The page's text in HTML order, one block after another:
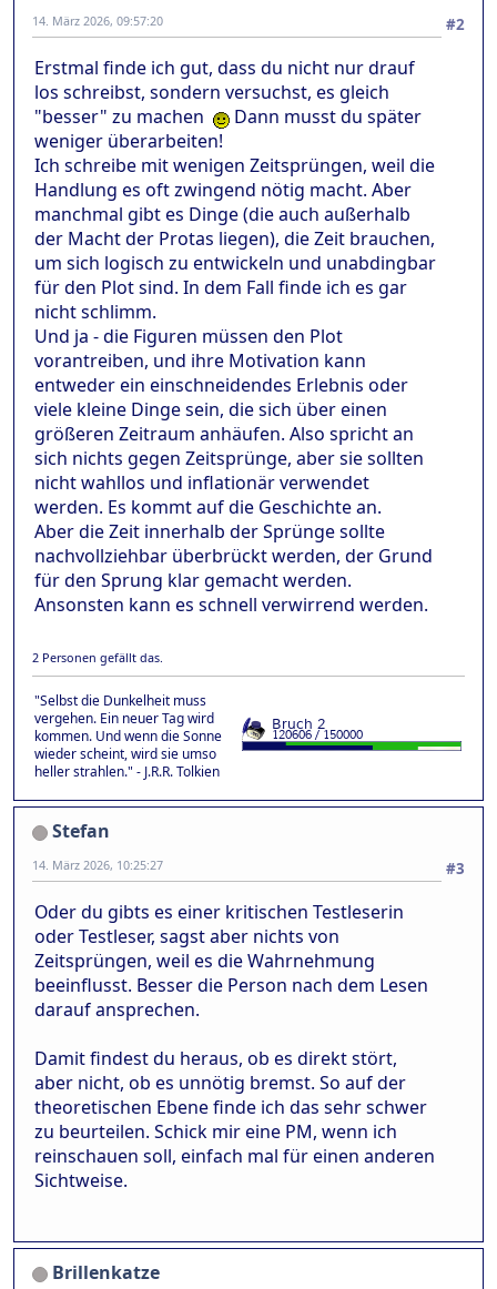
#2
14. März 2026, 09:57:20
Erstmal finde ich gut, dass du nicht nur drauf
los schreibst, sondern versuchst, es gleich
"besser" zu machen
Dann musst du später
weniger überarbeiten!
Ich schreibe mit wenigen Zeitsprüngen, weil die
Handlung es oft zwingend nötig macht. Aber
manchmal gibt es Dinge (die auch außerhalb
der Macht der Protas liegen), die Zeit brauchen,
um sich logisch zu entwickeln und unabdingbar
für den Plot sind. In dem Fall finde ich es gar
nicht schlimm.
Und ja - die Figuren müssen den Plot
vorantreiben, und ihre Motivation kann
entweder ein einschneidendes Erlebnis oder
viele kleine Dinge sein, die sich über einen
größeren Zeitraum anhäufen. Also spricht an
sich nichts gegen Zeitsprünge, aber sie sollten
nicht wahllos und inflationär verwendet
werden. Es kommt auf die Geschichte an.
Aber die Zeit innerhalb der Sprünge sollte
nachvollziehbar überbrückt werden, der Grund
für den Sprung klar gemacht werden.
Ansonsten kann es schnell verwirrend werden.
2 Personen gefällt das.
"Selbst die Dunkelheit muss
vergehen. Ein neuer Tag wird
kommen. Und wenn die Sonne
wieder scheint, wird sie umso
heller strahlen." - J.R.R. Tolkien
Stefan
#3
14. März 2026, 10:25:27
Oder du gibts es einer kritischen Testleserin
oder Testleser, sagst aber nichts von
Zeitsprüngen, weil es die Wahrnehmung
beeinflusst. Besser die Person nach dem Lesen
darauf ansprechen.
Damit findest du heraus, ob es direkt stört,
aber nicht, ob es unnötig bremst. So auf der
theoretischen Ebene finde ich das sehr schwer
zu beurteilen. Schick mir eine PM, wenn ich
reinschauen soll, einfach mal für einen anderen
Sichtweise.
Brillenkatze